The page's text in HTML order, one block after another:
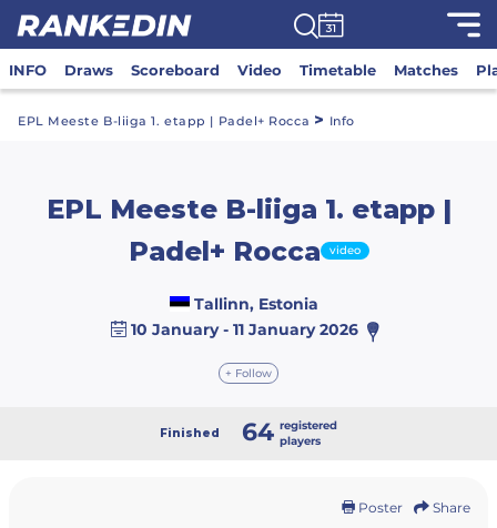
INFO Draws Scoreboard Video Timetable Matches
EPL Meeste B-liiga 1. etapp | Padel+ Rocca > Info
EPL Meeste B-liiga 1. etapp |
Padel+ Rocca
video
Tallinn, Estonia
10 January - 11 January 2026
+ Follow
Finished 64 registered
players
Poster Share